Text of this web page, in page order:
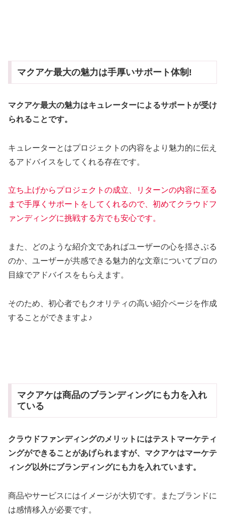
マクアケ最大の魅力は手厚いサポート体制!
マクアケ最大の魅力はキュレーターによるサポートが受け
られることです。
キュレーターとはプロジェクトの内容をより魅力的に伝え
るアドバイスをしてくれる存在です。
立ち上げからプロジェクトの成立、リターンの内容に至る
まで手厚くサポートをしてくれるので、初めてクラウドフ
ァンディングに挑戦する方でも安心です。
また、どのような紹介文であればユーザーの心を揺さぶる
のか、ユーザーが共感できる魅力的な文章についてプロの
目線でアドバイスをもらえます。
そのため、初心者でもクオリティの高い紹介ページを作成
することができますよ♪
マクアケは商品のブランディングにも力を入れ
ている
クラウドファンディングのメリットにはテストマーケティ
ングができることがあげられますが、 マクアケはマーケテ
ィング以外にブランディングにも力を入れています。
商品やサービスにはイメージが大切です。またブランドに
は感情移入が必要です。